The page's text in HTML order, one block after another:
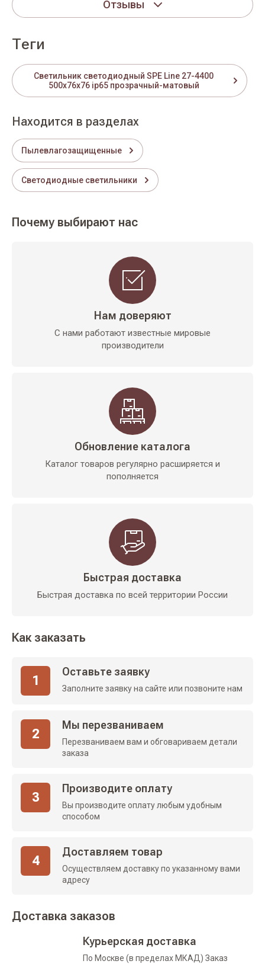
Отзывы
теги
Светильник светодиодный SPE Line 27-4400
500x76x76 ip65 прозрачный-матовый
Находится в разделах
Пылевлагозащищенные
Светодиодные светильники
Почему выбирают нас
Нам доверяют
С нами работают известные мировые
производители
Обновление каталога
Каталог товаров регулярно расширяется и
пополняется
Быстрая доставка
Быстрая доставка по всей территории России
Как заказать
1
Оставьте заявку
Заполните заявку на сайте или позвоните нам
2
Мы перезваниваем
Перезваниваем вам и обговариваем детали
заказа
3
Производите оплату
Вы производите оплату любым удобным
способом
4
Доставляем товар
Осуществляем доставку по указанному вами
адресу
Доставка заказов
Курьерская доставка
По Москве (в пределах МКАД) Заказ